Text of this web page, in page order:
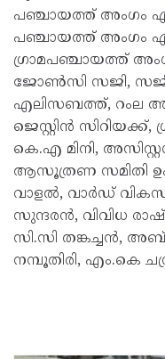
പഞ്ചായത്ത് അംഗം
പഞ്ചായത്ത് അംഗം
ഗ്രാമപഞ്ചായത്ത്
ജോൺസി സജി,
എലിസബത്ത്, റംല
ജെസ്റ്റിൻ സിറിയക്ക്,
കെ.എ മിനി,
ആസൂത്രണ സമിതി
വാളൽ, വാർഡ്
സുന്ദരൻ, വിവിധ
സി.സി തങ്കച്ചൻ,
നമ്പൂതിരി, എം.കെ